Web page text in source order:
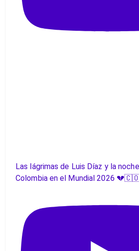
Las lágrimas de Luis Díaz y la
Colombia en el Mundial 2026